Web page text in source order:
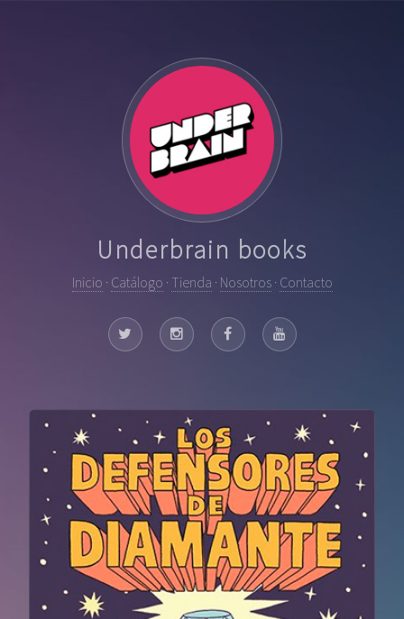
Underbrain books
Inicio · Catálogo · Tienda · Nosotros· Contacto